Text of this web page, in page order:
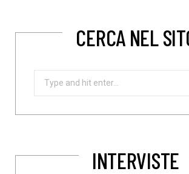
CERCA NEL
Search
INTERVISTE